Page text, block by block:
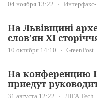
04 ноября 13:22
На Львівщині
слов’ян XI
10 октября 14:10 GreenPost
На конференцию
приедут
31 августа 12:22 ЛІГА.Tech